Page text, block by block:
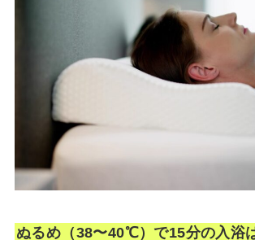
ぬるめ（38〜40℃）で15分の入浴